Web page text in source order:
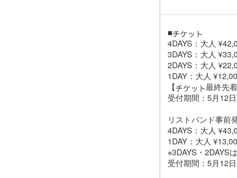
■
4DAYS：大人
3DAYS：大人
2DAYS：大人
1DAY：大人
【
最終先
受付期間：5月12
リストバンド事前
4DAYS：大人
1DAY：大人
※3DAYS・2DAYS
受付期間：5月12